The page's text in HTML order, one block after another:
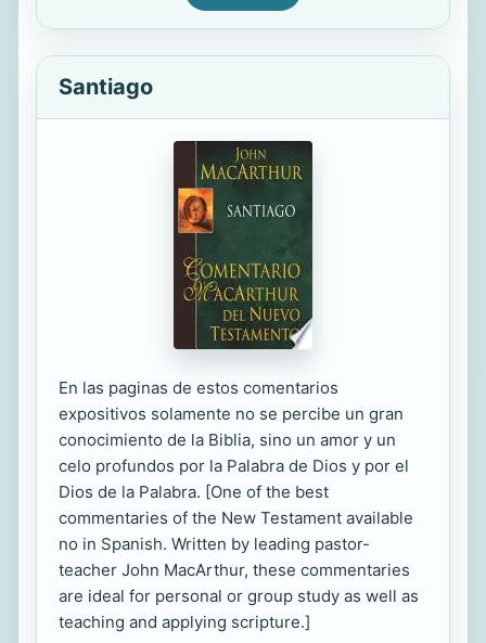
Santiago
En las paginas de estos comentarios
expositivos solamente no se percibe un gran
conocimiento de la Biblia, sino un amor y un
celo profundos por la Palabra de Dios y por el
Dios de la Palabra. [One of the best
commentaries of the New Testament available
no in Spanish. Written by leading pastor-
teacher John MacArthur, these commentaries
are ideal for personal or group study as well as
teaching and applying scripture.]